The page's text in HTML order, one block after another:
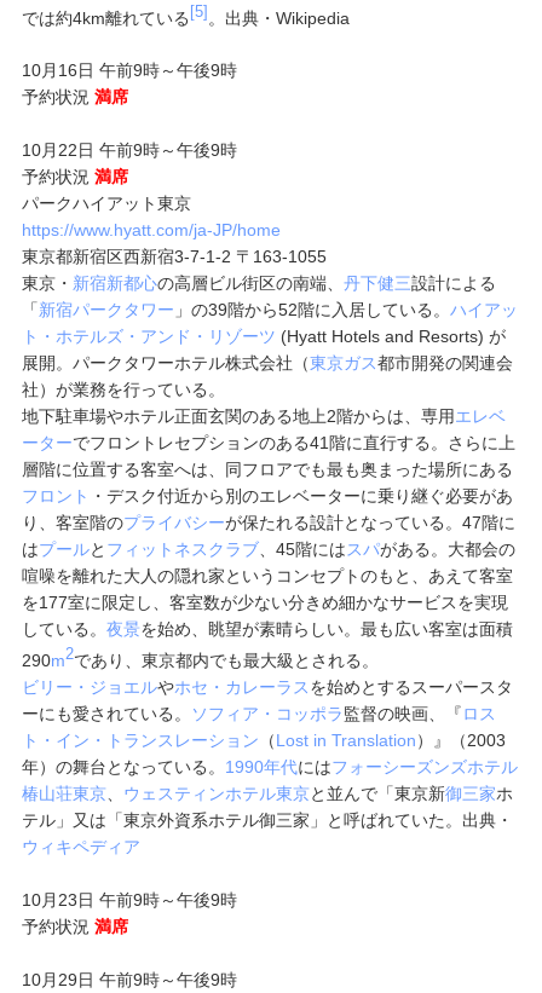
では約4km離れている [5] 。出典・Wikipedia
10月16日 午前9時～午後9時
予約状況 満席
10月22日 午前9時～午後9時
予約状況 満席
パークハイアット東京
https://www.hyatt.com/ja-JP/home
東京都新宿区西新宿3-7-1-2 〒163-1055
東京・ 新宿新都心の高層ビル街区の南端、 丹下健三設計による
「新宿パークタワー 」の39階から52階に入居している。 ハイアッ
ト・ホテルズ・アンド・リゾーツ (Hyatt Hotels and Resorts) が
展開。パークタワーホテル株式会社（東京ガス都市開発の関連会
社）が業務を行っている。
地下駐車場やホテル正面玄関のある地上2階からは、専用エレベ
ーターでフロントレセプションのある41階に直行する。さらに上
層階に位置する客室へは、同フロアでも最も奥まった場所にある
フロント ・デスク付近から別のエレベーターに乗り継ぐ必要があ
り、客室階のプライバシーが保たれる設計となっている。47階に
はプールと フィットネスクラブ、45階にはスパがある。大都会の
喧噪を離れた大人の隠れ家というコンセプトのもと、あえて客室
を177室に限定し、客室数が少ない分きめ細かなサービスを実現
している。 夜景を始め、眺望が素晴らしい。最も広い客室は面積
290m2であり、東京都内でも最大級とされる。
ビリー・ジョエルやホセ・カレーラスを始めとするスーパースタ
ーにも愛されている。
ソフィア・コッポラ監督の映画、『ロス
ト・イン・トランスレーション （Lost in Translation）』（2003
年）の舞台となっている。 1990年代にはフォーシーズンズホテル
椿山荘東京、 ウェスティンホテル東京と並んで「東京新御三家ホ
テル」又は「東京外資系ホテル御三家」と呼ばれていた。出典・
ウィキペディア
10月23日 午前9時～午後9時
予約状況 満席
10月29日 午前9時～午後9時